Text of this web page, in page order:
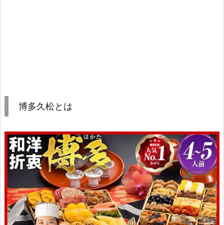
博多久松とは